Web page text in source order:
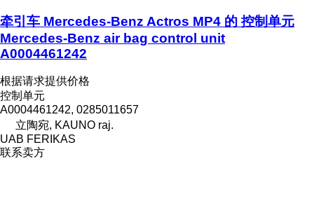
牵引车 Mercedes-Benz Actros MP4 的 控制单元
Mercedes-Benz air bag control unit
A0004461242
根据请求提供价格
控制单元
A0004461242, 0285011657
立陶宛, KAUNO raj.
UAB FERIKAS
联系卖方